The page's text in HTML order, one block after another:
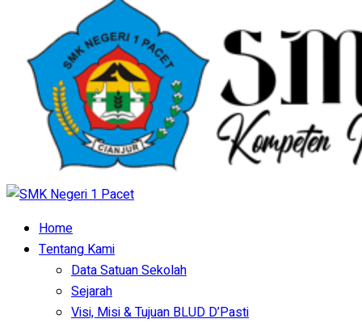
Home
Tentang Kami
Data Satuan Sekolah
Sejarah
Visi, Misi & Tujuan BLUD D’Pasti